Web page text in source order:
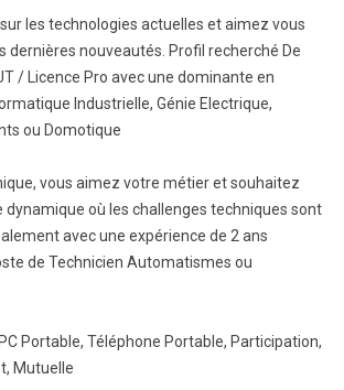
les technologies actuelles et aimez vous
dernières nouveautés. Profil recherché De
/ Licence Pro avec une dominante en
Industrielle, Génie Electrique,
ou Domotique
vous aimez votre métier et souhaitez
dynamique où les challenges techniques sont
avec une expérience de 2 ans
de Technicien Automatismes ou
Portable, Téléphone Portable, Participation,
Mutuelle